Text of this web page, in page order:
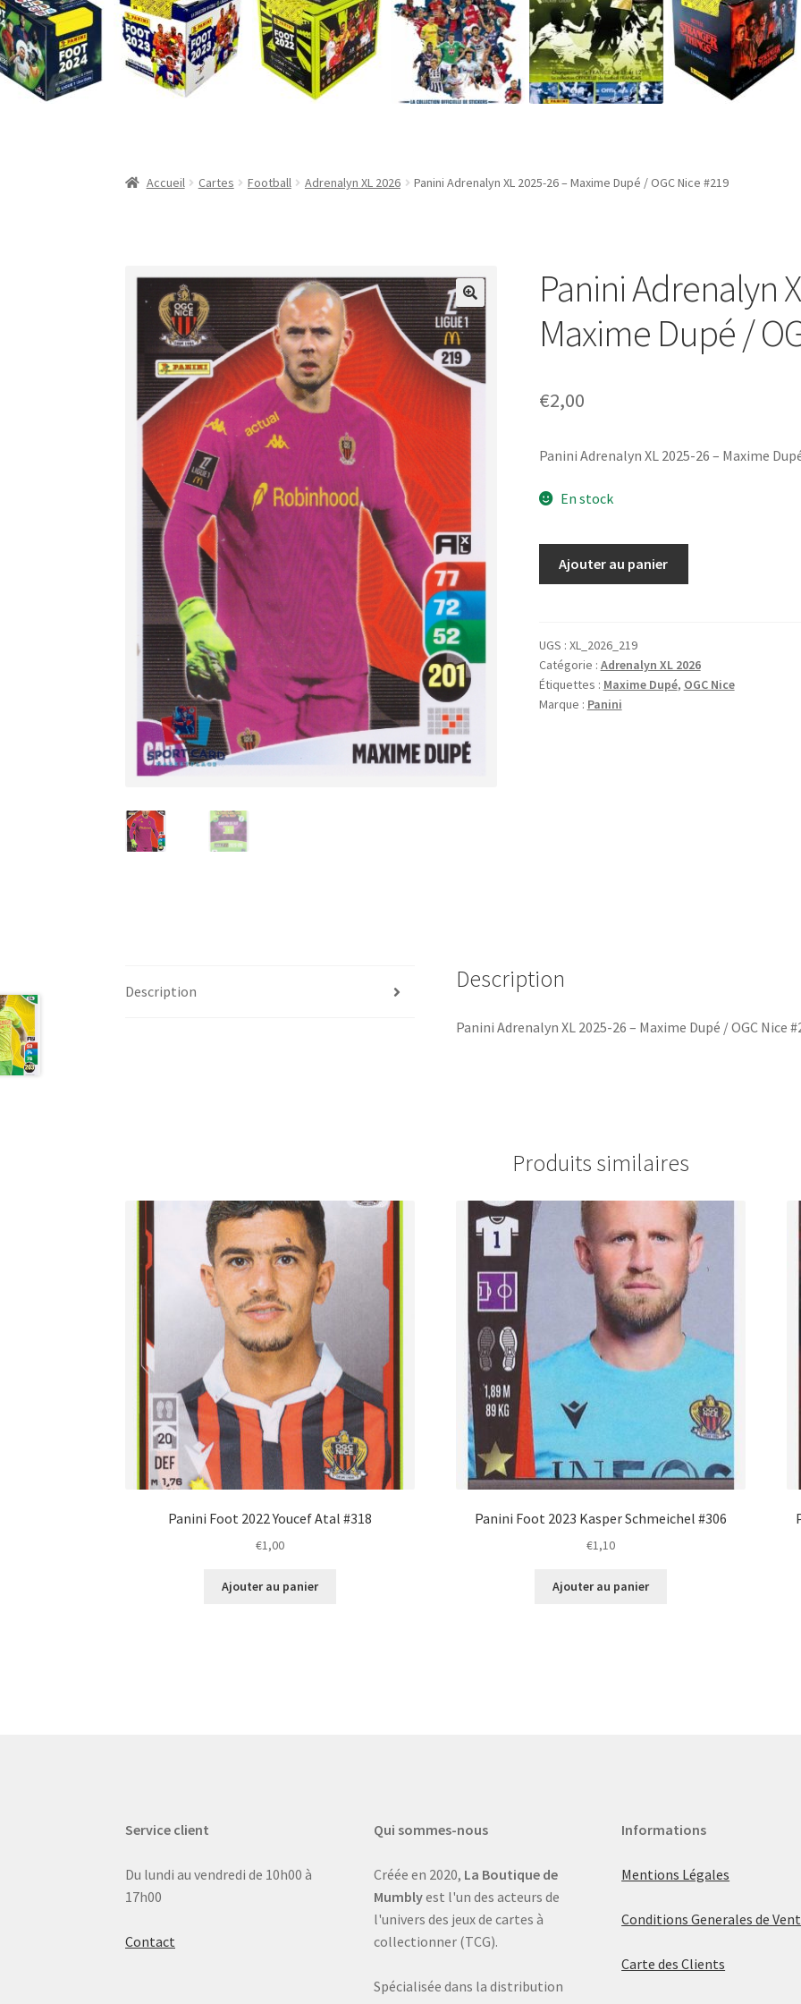
Accueil Cartes Football Adrenalyn XL 2026 Panini Adrenalyn XL 2025-26 – Maxime Dupé / OGC Nice #219
Panini Adrenalyn
Maxime Dupé /
€2,00
Panini Adrenalyn XL 2025-26 – Maxime
En stock
XL
2025-
26
-
Ajouter au panier
UGS : XL_2026_219
Catégorie : Adrenalyn XL 2026
Étiquettes : Maxime Dupé, OGC Nice
Marque : Panini
Description Description
Panini Adrenalyn XL 2025-26 – Maxime Dupé / OGC Nice
Produits similaires
Panini Foot 2022 Youcef Atal #318
€1,00
Ajouter au panier
Panini Foot 2023 Kasper Schmeichel #306
€1,10
Ajouter au panier
Service client
Du lundi au vendredi de 10h00 à
17h00
Contact
Qui sommes-nous
Créée en 2020, La Boutique de
Mumblyest l'un des acteurs de
l'univers des jeux de cartes à
collectionner (TCG).
Spécialisée dans la distribution
Informations
Mentions Légales
Conditions Generales de
Carte des Clients